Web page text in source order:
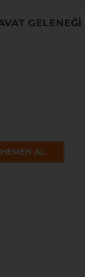
GELENEĞİ
HEMEN AL